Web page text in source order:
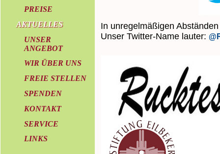
PREISE
AKTUELLES
UNSER
ANGEBOT
WIR ÜBER UNS
FREIE STELLEN
SPENDEN
KONTAKT
SERVICE
LINKS
In unregelmäßigen
Unser Twitter-Name lauter: